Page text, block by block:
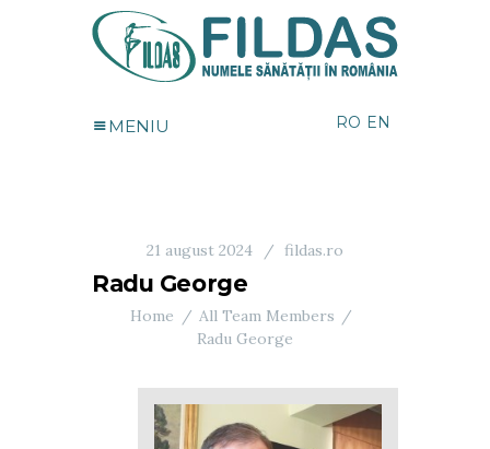
MENIU RO EN
21 august 2024 fildas.ro
Radu George
Home
All Team Members
Radu George